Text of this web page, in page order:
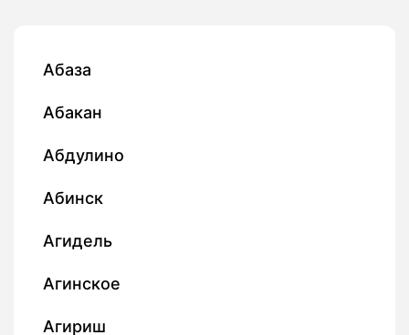
Абаза
Абакан
Абдулино
Абинск
Агидель
Агинское
Агириш